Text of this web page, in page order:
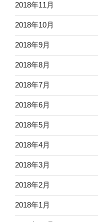
2018年11月
2018年10月
2018年9月
2018年8月
2018年7月
2018年6月
2018年5月
2018年4月
2018年3月
2018年2月
2018年1月